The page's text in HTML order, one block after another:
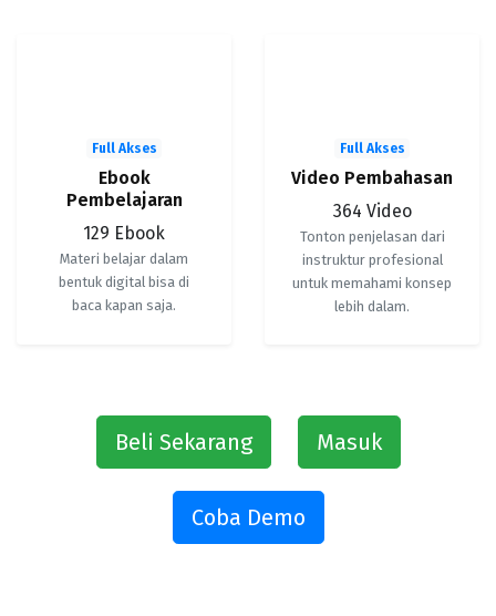
Full Akses
Ebook
Pembelajaran
129 Ebook
Materi belajar dalam
bentuk digital bisa di
baca kapan saja.
Full Akses
Video Pembahasan
364 Video
Tonton penjelasan dari
instruktur profesional
untuk memahami konsep
lebih dalam.
Beli Sekarang Masuk
Coba Demo